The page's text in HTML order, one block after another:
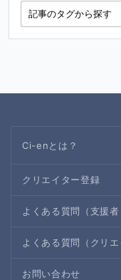
Ci-enとは？
クリエイター登録
よくある質問（支援者
よくある質問（クリエ
お問い合わせ